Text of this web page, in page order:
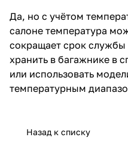
Да, но с учётом
салоне температура
сокращает срок
хранить в багажнике в
или использовать
температурным
Назад к списку